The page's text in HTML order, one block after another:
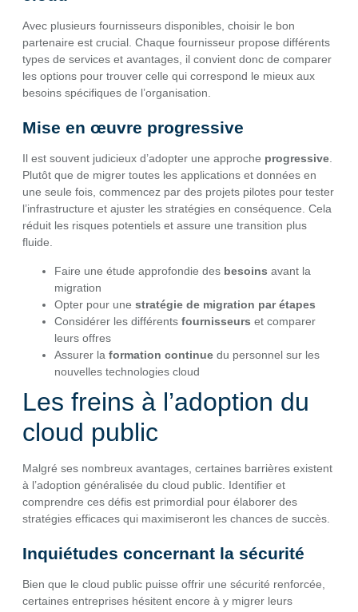
Avec plusieurs fournisseurs disponibles, choisir le bon
partenaire est crucial. Chaque fournisseur propose différents
types de services et avantages, il convient donc de comparer
les options pour trouver celle qui correspond le mieux aux
besoins spécifiques de l’organisation.
Mise en œuvre progressive
Il est souvent judicieux d’adopter une approche progressive.
Plutôt que de migrer toutes les applications et données en
une seule fois, commencez par des projets pilotes pour tester
l’infrastructure et ajuster les stratégies en conséquence. Cela
réduit les risques potentiels et assure une transition plus
fluide.
Faire une étude approfondie des besoins avant la
migration
Opter pour une stratégie de migration par étapes
Considérer les différents fournisseurs et comparer
leurs offres
Assurer la formation continue du personnel sur les
nouvelles technologies cloud
Les freins à l’adoption du
cloud public
Malgré ses nombreux avantages, certaines barrières existent
à l’adoption généralisée du cloud public. Identifier et
comprendre ces défis est primordial pour élaborer des
stratégies efficaces qui maximiseront les chances de succès.
Inquiétudes concernant la sécurité
Bien que le cloud public puisse offrir une sécurité renforcée,
certaines entreprises hésitent encore à y migrer leurs